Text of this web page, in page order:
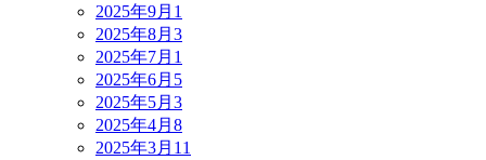
2025年9月 1
2025年8月 3
2025年7月 1
2025年6月 5
2025年5月 3
2025年4月 8
2025年3月 11